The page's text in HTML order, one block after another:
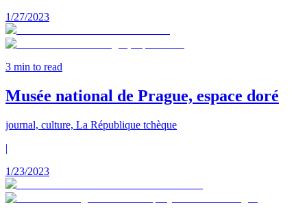
1/27/2023
3 min to read
Musée national de Prague, espace doré
journal, culture, La République tchèque
|
1/23/2023